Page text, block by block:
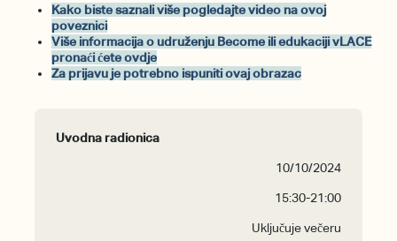
Kako biste saznali više pogledajte video na ovoj
poveznici
Više informacija o udruženju Become ili edukaciji vLACE
pronaći ćete ovdje
Za prijavu je potrebno ispuniti ovaj obrazac
Uvodna radionica
10/10/2024
15:30-21:00
Uključuje večeru